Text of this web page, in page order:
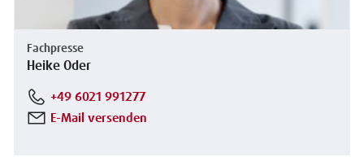
Fachpresse
Heike Oder
+49 6021 991277
E-Mail versenden